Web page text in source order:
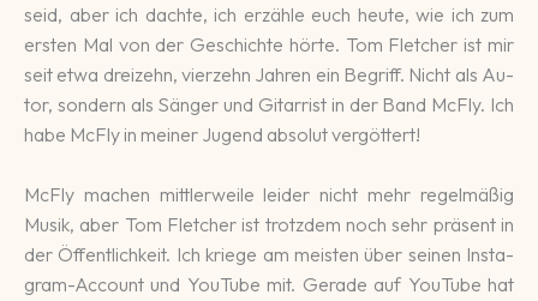
seid, aber ich dachte, ich er­zäh­le euch heute, wie ich zum
ers­ten Mal von der Ge­schich­te hör­te. Tom Fletcher ist mir
seit etwa drei­zehn, vier­zehn Jah­ren ein Be­griff. Nicht als Au­
tor, sondern als Sän­ger und Gi­tarrist in der Band McFly. Ich
habe McFly in mei­ner Ju­gend ab­so­lut ver­göttert!
McFly machen mittler­wei­le leider nicht mehr re­gel­mäßig
Musik, aber Tom Fletcher ist trotz­dem noch sehr prä­sent in
der Öffent­lich­keit. Ich krie­ge am meisten über seinen Insta­
gram-Account und YouTube mit. Ge­rade auf YouTube hat